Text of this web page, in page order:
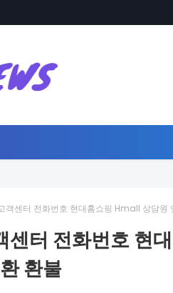
객센터 전화번호 현대홈쇼핑 Hmall 상담원
센터 전화번호 현
환불